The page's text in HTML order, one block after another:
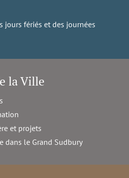
jours fériés et des journées
la Ville
et projets
dans le Grand Sudbury